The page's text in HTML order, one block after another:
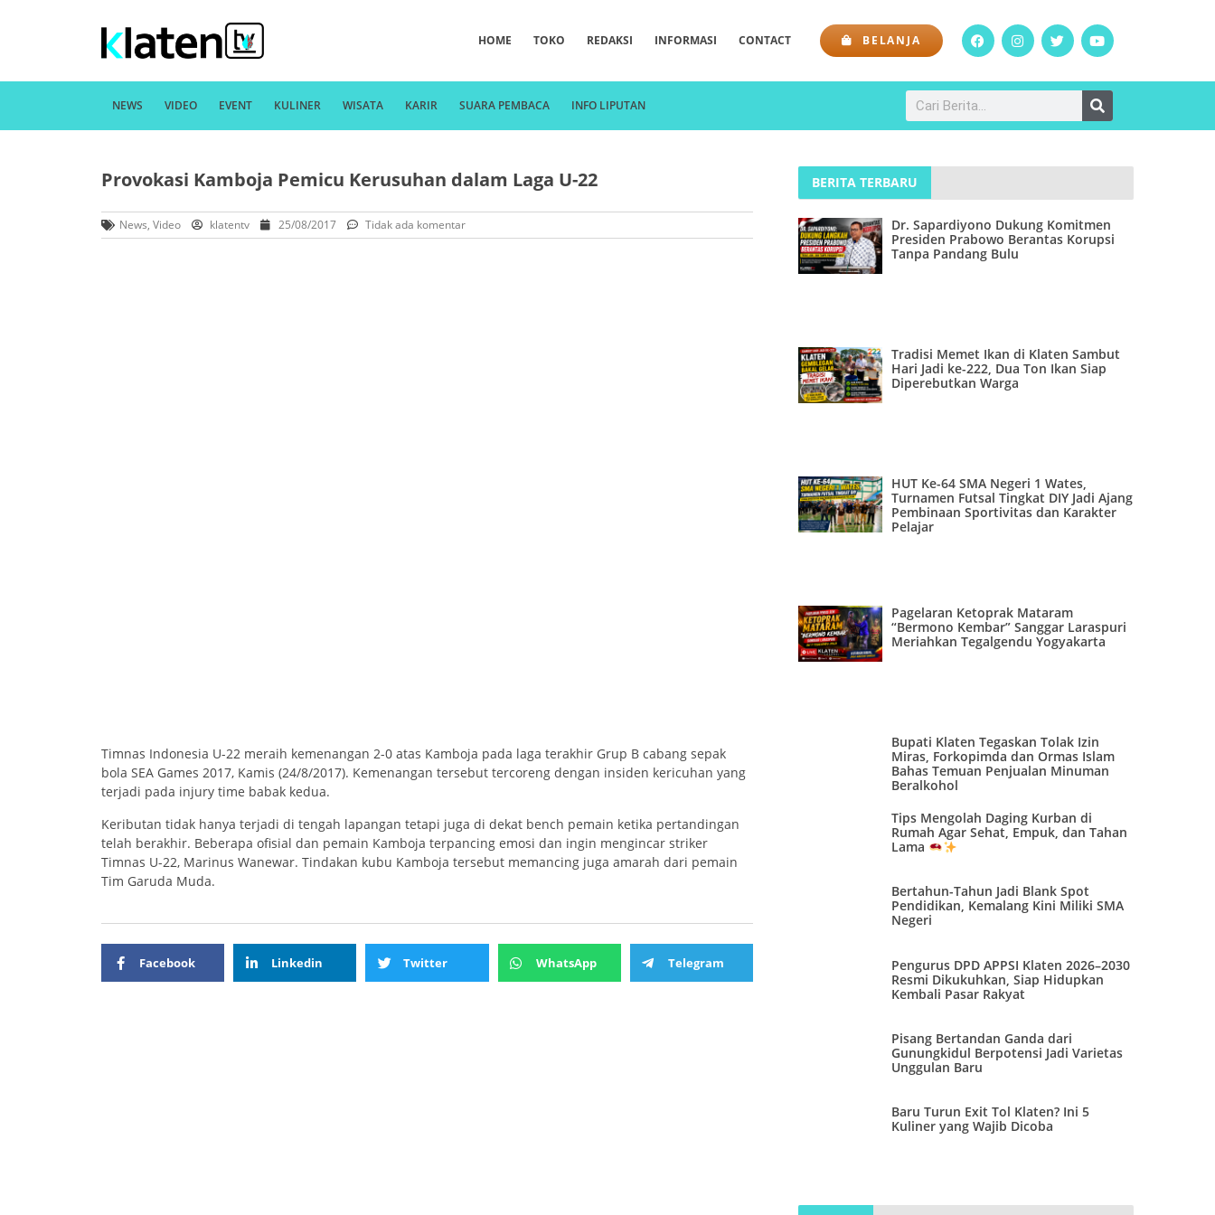
HOME TOKO REDAKSI INFORMASI CONTACT BELANJA
NEWS VIDEO EVENT KULINER WISATA KARIR SUARA PEMBACA INFO LIPUTAN
Provokasi Kamboja Pemicu Kerusuhan dalam Laga U-22
News, Video klatentv 25/08/2017 Tidak ada komentar
Timnas Indonesia U-22 meraih kemenangan 2-0 atas Kamboja pada laga terakhir Grup B cabang sepak
bola SEA Games 2017, Kamis (24/8/2017). Kemenangan tersebut tercoreng dengan insiden kericuhan yang
terjadi pada injury time babak kedua.
Keributan tidak hanya terjadi di tengah lapangan tetapi juga di dekat bench pemain ketika pertandingan
telah berakhir. Beberapa ofisial dan pemain Kamboja terpancing emosi dan ingin mengincar striker
Timnas U-22, Marinus Wanewar. Tindakan kubu Kamboja tersebut memancing juga amarah dari pemain
Tim Garuda Muda.
Facebook Linkedin Twitter WhatsApp Telegram
BERITA TERBARU
Dr. Sapardiyono Dukung Komitmen
Presiden Prabowo Berantas Korupsi
Tanpa Pandang Bulu
Tradisi Memet Ikan di Klaten Sambut
Hari Jadi ke-222, Dua Ton Ikan Siap
Diperebutkan Warga
HUT Ke-64 SMA Negeri 1 Wates,
Turnamen Futsal Tingkat DIY Jadi Ajang
Pembinaan Sportivitas dan Karakter
Pelajar
Pagelaran Ketoprak Mataram
“Bermono Kembar” Sanggar Laraspuri
Meriahkan Tegalgendu Yogyakarta
Bupati Klaten Tegaskan Tolak Izin
Miras, Forkopimda dan Ormas Islam
Bahas Temuan Penjualan Minuman
Beralkohol
Tips Mengolah Daging Kurban di
Rumah Agar Sehat, Empuk, dan Tahan
Lama
Bertahun-Tahun Jadi Blank Spot
Pendidikan, Kemalang Kini Miliki SMA
Negeri
Pengurus DPD APPSI Klaten 2026–2030
Resmi Dikukuhkan, Siap Hidupkan
Kembali Pasar Rakyat
Pisang Bertandan Ganda dari
Gunungkidul Berpotensi Jadi Varietas
Unggulan Baru
Baru Turun Exit Tol Klaten? Ini 5
Kuliner yang Wajib Dicoba